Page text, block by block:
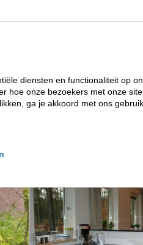
diensten en functionaliteit op
hoe onze bezoekers met onze
ga je akkoord met ons